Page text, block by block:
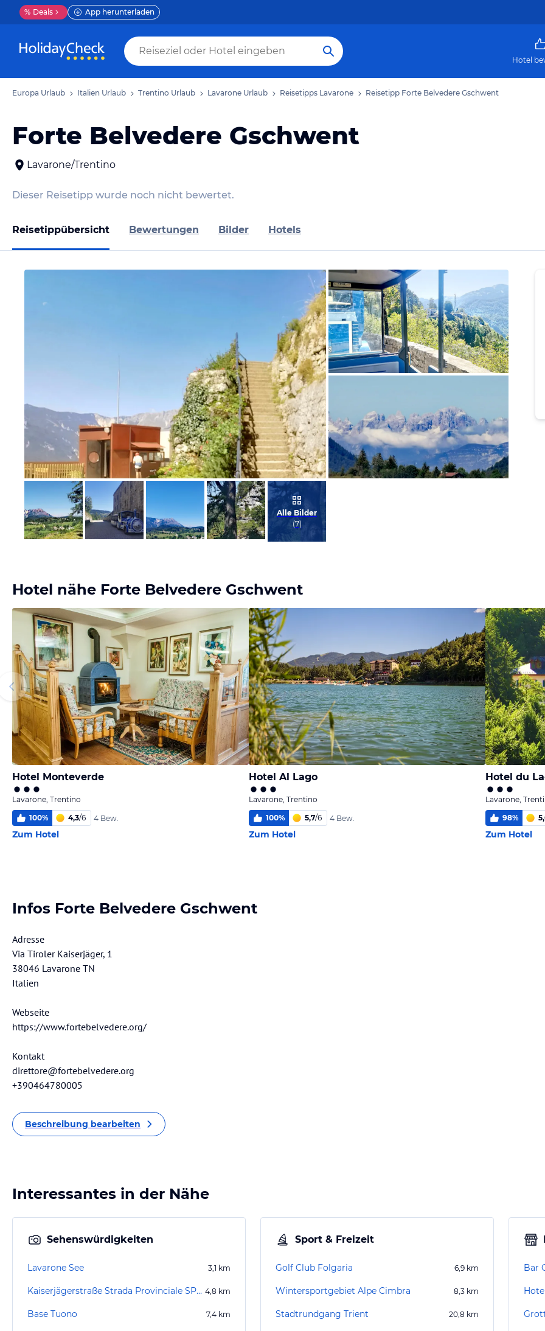
% Deals App herunterladen
Hotel
Europa Urlaub Italien Urlaub Trentino Urlaub Lavarone Urlaub Reisetipps Lavarone Reisetipp Forte Belvedere Gschwent
Forte Belvedere Gschwent
Lavarone/Trentino
Dieser Reisetipp wurde noch nicht bewertet.
Reisetippübersicht Bewertungen Bilder Hotels
Bild melden
von Conny
Alle Bilder
(7)
Hotel nähe Forte Belvedere Gschwent
Hotel Monteverde
Lavarone, Trentino
100% 4,3/6 4 Bew.
Zum Hotel
Hotel Al Lago
Lavarone, Trentino
100% 5,7/6 4 Bew.
Zum Hotel
Hotel du
Lavarone,
98%
Zum Hotel
Infos Forte Belvedere Gschwent
Adresse
Via Tiroler Kaiserjäger, 1
38046 Lavarone TN
Italien
Webseite
https://www.fortebelvedere.org/
Kontakt
direttore@fortebelvedere.org
+390464780005
Beschreibung bearbeiten
Interessantes in der Nähe
Sehenswürdigkeiten
Lavarone See 3,1 km
Kaiserjägerstraße Strada Provinciale SP 133 4,8 km
Base Tuono 7,4 km
Sport & Freizeit
Golf Club Folgaria 6,9 km
Wintersportgebiet Alpe Cimbra 8,3 km
Stadtrundgang Trient 20,8 km
Bar